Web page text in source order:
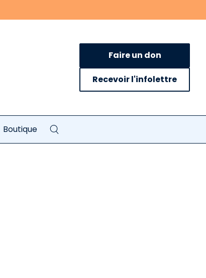
Faire un don
Recevoir l'infolettre
Boutique